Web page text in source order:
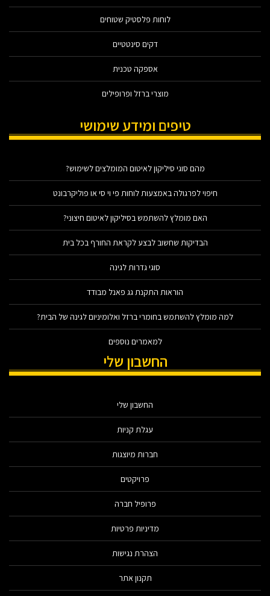
לוחות פלסטיק שטוחים
דקים סינטטיים
אספקה טכנית
מוצרי ברזל ופרופילים
טיפים ומידע שימושי
מהם סוגי סיליקון לאיטום המומלצים לשימוש?
חיפוי לפרגולה באמצעות לוחות פי וי סי או פוליקרבונט
האם מומלץ להשתמש בסיליקון לאיטום חיצוני?
הבדיקות שחשוב לבצע לקראת החורף בכל בית
סוגי גדרות לגינה
הוראות התקנת גג פאנל מבודד
למה מומלץ להשתמש בחומרי ברזל ואלומיניום לגינה של הבית?
למאמרים נוספים
החשבון שלי
החשבון שלי
עגלת קניות
חברות מיוצגות
פרויקטים
פרופיל חברה
מדיניות פרטיות
הצהרת נגישות
תקנון אתר